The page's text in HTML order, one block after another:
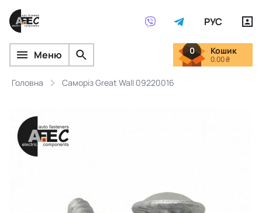
РУС
Меню 0 Кошик
0.00 ₴
Головна Саморіз Great Wall 09220016